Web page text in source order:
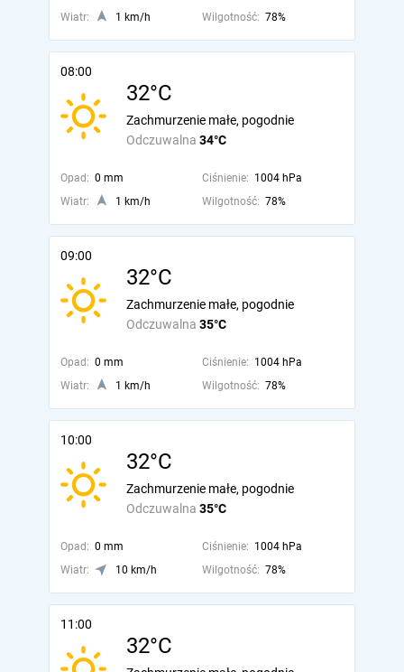
Wiatr: 1 km/h Wilgotność: 78%
08:00
32°C
Odczuwalna 34°C
Zachmurzenie małe, pogodnie
Opad: 0 mm Ciśnienie: 1004 hPa
Wiatr:
1 km/h Wilgotność: 78%
09:00
32°C
Odczuwalna 35°C
Zachmurzenie małe, pogodnie
Opad: 0 mm Ciśnienie: 1004 hPa
Wiatr:
1 km/h Wilgotność: 78%
10:00
32°C
Odczuwalna 35°C
Zachmurzenie małe, pogodnie
Opad: 0 mm Ciśnienie: 1004 hPa
Wiatr:
10 km/h Wilgotność: 78%
11:00
32°C